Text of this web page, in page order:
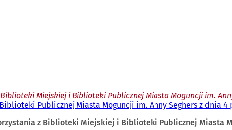
Miejskiej i Biblioteki Publicznej Miasta Moguncji im.
Publicznej Miasta Moguncji im. Anny Seghers z dnia 4
z Biblioteki Miejskiej i Biblioteki Publicznej Miasta